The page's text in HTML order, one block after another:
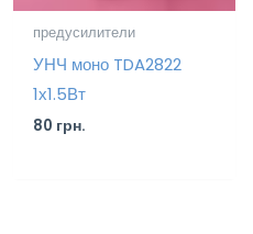
предусилители
УНЧ моно TDA2822
1х1.5Вт
80 грн.